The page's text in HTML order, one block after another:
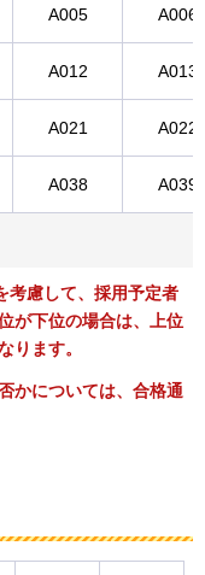
A005 A006
A012 A013
A021 A022
A038 A039
考慮して、採用予定者
が下位の場合は、上位
ります。
かについては、合格通